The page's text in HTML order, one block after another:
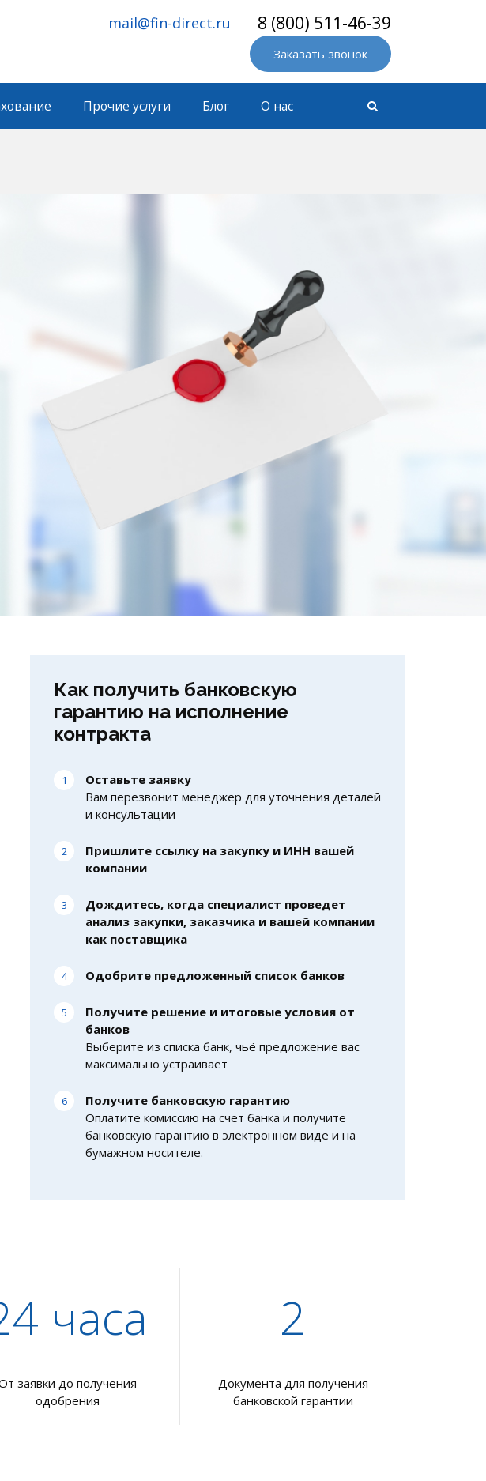
mail@fin-direct.ru 8 (800) 511-46-39
Заказать звонок
Прочие услуги Блог О нас
Как получить банковскую
гарантию на исполнение
контракта
Оставьте заявку
Вам перезвонит менеджер для уточнения деталей
и консультации
Пришлите ссылку на закупку и ИНН вашей
компании
Дождитесь, когда специалист проведет
анализ закупки, заказчика и вашей компании
как поставщика
Одобрите предложенный список банков
Получите решение и итоговые условия от
банков
Выберите из списка банк, чьё предложение вас
максимально устраивает
Получите банковскую гарантию
Оплатите комиссию на счет банка и получите
банковскую гарантию в электронном виде и на
бумажном носителе.
часа
заявки до получения
одобрения
2
Документа для получения
банковской гарантии